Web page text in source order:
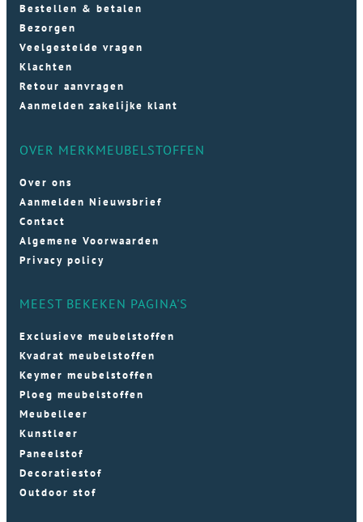
Bestellen & betalen
Bezorgen
Veelgestelde vragen
Klachten
Retour aanvragen
Aanmelden zakelijke klant
OVER MERKMEUBELSTOFFEN
Over ons
Aanmelden Nieuwsbrief
Contact
Algemene Voorwaarden
Privacy policy
MEEST BEKEKEN PAGINA'S
Exclusieve meubelstoffen
Kvadrat meubelstoffen
Keymer meubelstoffen
Ploeg meubelstoffen
Meubelleer
Kunstleer
Paneelstof
Decoratiestof
Outdoor stof